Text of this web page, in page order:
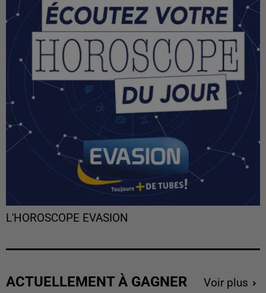
L'HOROSCOPE EVASION
ACTUELLEMENT À GAGNER Voir plus